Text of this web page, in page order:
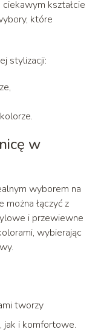
kształcie
które
stylizacji:
w
wyborem na
można łączyć z
i przewiewne
wybierając
tworzy
jak i komfortowe.